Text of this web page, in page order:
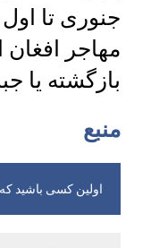
مهاجر افغان
بازگشته یا
منبع
اولین کسی باشید